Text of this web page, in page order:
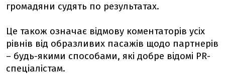
громадяни судять по результатах.
Це також означає відмову коментаторів усіх
рівнів від образливих пасажів щодо партнерів
– будь-якими способами, які добре відомі PR-
спеціалістам.